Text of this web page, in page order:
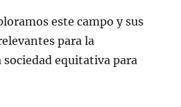
este campo y sus
para la
sociedad equitativa para